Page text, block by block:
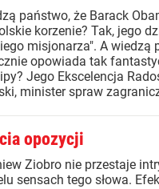
państwo, że Barack
korzenie? Tak, jego
misjonarza". A wiedzą
opowiada tak
Jego Ekscelencja
minister spraw
opozycji
Ziobro nie przestaje
sensach tego słowa.